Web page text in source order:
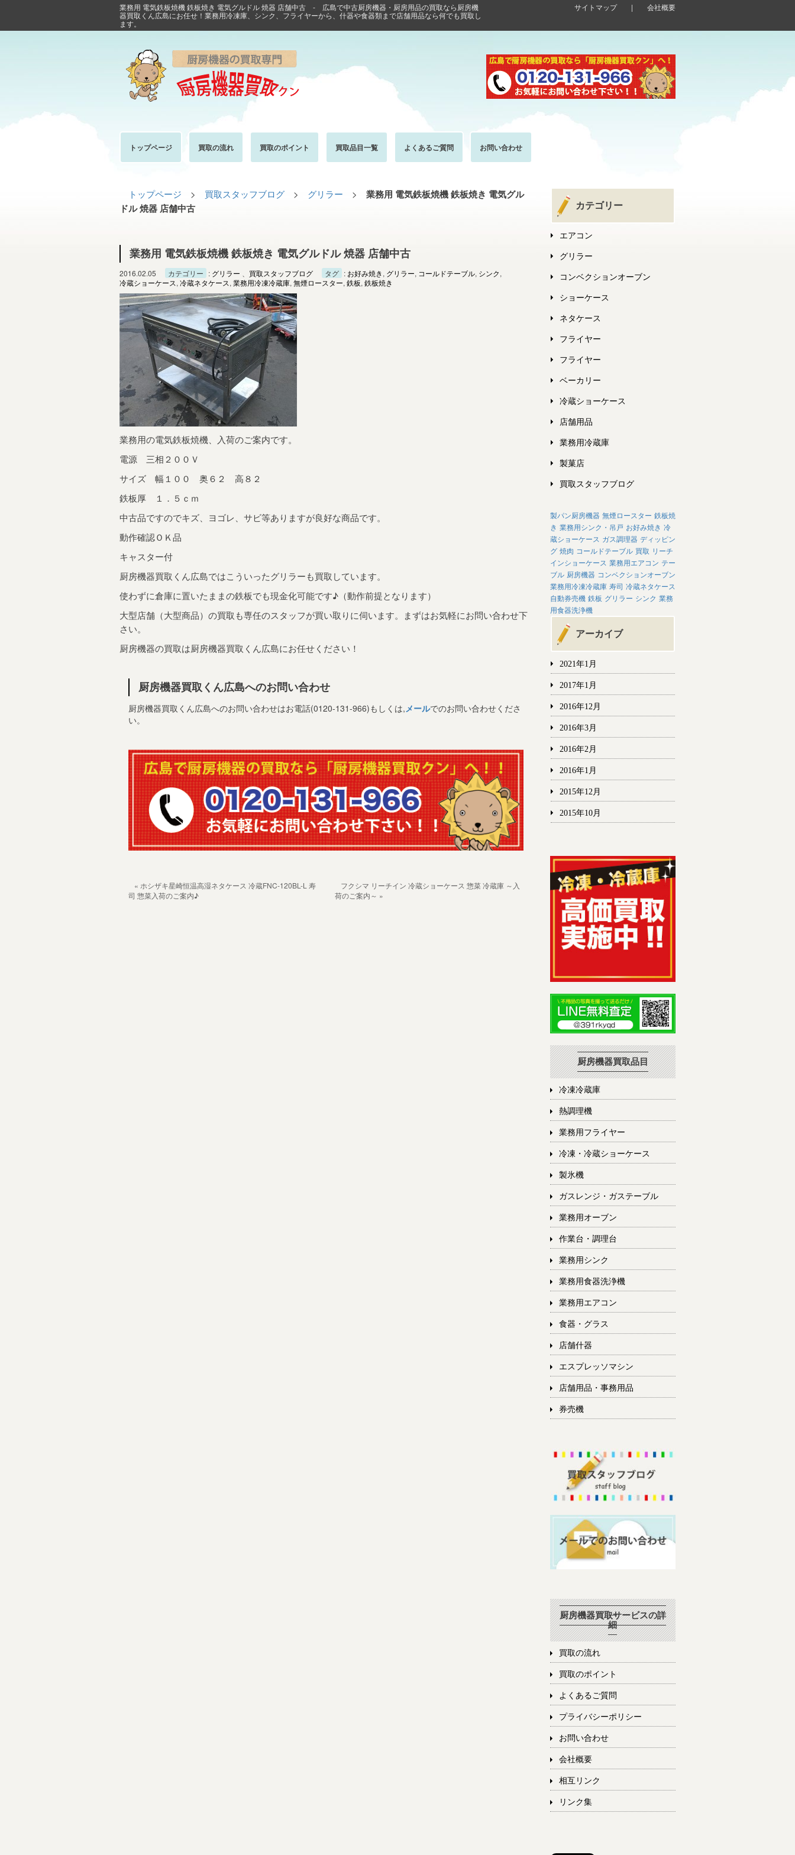
業務用 電気鉄板焼機 鉄板焼き 電気グルドル 焼器 店舗中古 - 広島で中古厨房機器・厨房用品の買取なら厨房機
器買取くん広島にお任せ！業務用冷凍庫、シンク、フライヤーから、什器や食器類まで店舗用品なら何でも買取し
ます。
サイトマップ| 会社概要
トップページ 買取の流れ 買取のポイント 買取品目一覧 よくあるご質問 お問い合わせ
トップページ > 買取スタッフブログ > グリラー >
業務用 電気鉄板焼機 鉄板焼き 電気グル
ドル 焼器 店舗中古
業務用 電気鉄板焼機 鉄板焼き 電気グルドル 焼器 店舗中古
2016.02.05 カテゴリー : グリラー 買取スタッフブログ タグ : お好み焼き, グリラー, コールドテーブル, シンク,
冷蔵ショーケース, 冷蔵ネタケース, 業務用冷凍冷蔵庫, 無煙ロースター, 鉄板, 鉄板焼き
業務用の電気鉄板焼機、入荷のご案内です。
電源 三相２００Ｖ
サイズ 幅１００ 奥６２ 高８２
鉄板厚 １．５ｃｍ
中古品ですのでキズ、ヨゴレ、サビ等ありますが良好な商品です。
動作確認ＯＫ品
キャスター付
厨房機器買取くん広島ではこういったグリラーも買取しています。
使わずに倉庫に置いたままの鉄板でも現金化可能です♪（動作前提となります）
大型店舗（大型商品）の買取も専任のスタッフが買い取りに伺います。まずはお気軽にお問い合わせ下
さい。
厨房機器の買取は厨房機器買取くん広島にお任せください！
厨房機器買取くん広島へのお問い合わせ
厨房機器買取くん広島へのお問い合わせはお電話(0120-131-966)もしくは,メールでのお問い合わせくださ
い。
« ホシザキ星崎恒温高湿ネタケース 冷蔵FNC-120BL-L 寿
司 惣菜入荷のご案内♪
フクシマ リーチイン 冷蔵ショーケース 惣菜 冷蔵庫 ～入
荷のご案内～ »
カテゴリー
エアコン
グリラー
コンベクションオーブン
ショーケース
ネタケース
フライヤー
フライヤー
ベーカリー
冷蔵ショーケース
店舗用品
業務用冷蔵庫
製菓店
買取スタッフブログ
製パン厨房機器 無煙ロースター 鉄板焼
き 業務用シンク・吊戸 お好み焼き 冷
蔵ショーケース ガス調理器 ディッピン
グ 焼肉 コールドテーブル 買取 リーチ
インショーケース 業務用エアコン テー
ブル 厨房機器 コンベクションオーブン
業務用冷凍冷蔵庫 寿司 冷蔵ネタケース
自動券売機 鉄板 グリラー シンク 業務
用食器洗浄機
アーカイブ
2021年1月
2017年1月
2016年12月
2016年3月
2016年2月
2016年1月
2015年12月
2015年10月
厨房機器買取品目
冷凍冷蔵庫
熱調理機
業務用フライヤー
冷凍・冷蔵ショーケース
製氷機
ガスレンジ・ガステーブル
業務用オーブン
作業台・調理台
業務用シンク
業務用食器洗浄機
業務用エアコン
食器・グラス
店舗什器
エスプレッソマシン
店舗用品・事務用品
券売機
厨房機器買取サービスの詳
細
買取の流れ
買取のポイント
よくあるご質問
プライバシーポリシー
お問い合わせ
会社概要
相互リンク
リンク集